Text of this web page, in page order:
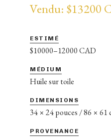
Vendu: $13200
ESTIMÉ
$10000–12000 CAD
MÉDIUM
Huile sur toile
DIMENSIONS
34 × 24 pouces / 86 × 61
PROVENANCE